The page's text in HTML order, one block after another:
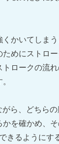
くかいてしま
ためにストロ
ロークの流
ら、どちら
かを確かめ、
きるようにす